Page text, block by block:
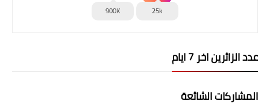
25k
900K
عدد الزائرين اخر 7 ايام
المشاركات الشائعة